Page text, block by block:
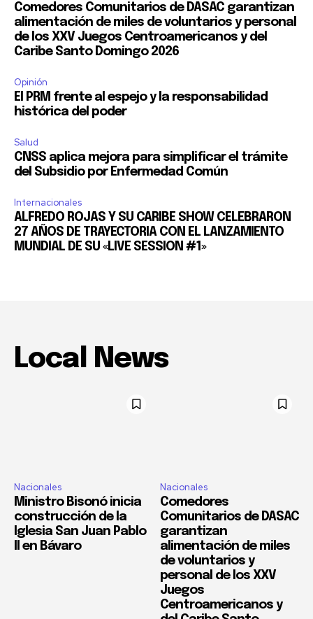
Comedores Comunitarios de DASAC garantizan
alimentación de miles de voluntarios y personal
de los XXV Juegos Centroamericanos y del
Caribe Santo Domingo 2026
Opinión
El PRM frente al espejo y la responsabilidad
histórica del poder
Salud
CNSS aplica mejora para simplificar el trámite
del Subsidio por Enfermedad Común
Internacionales
ALFREDO ROJAS Y SU CARIBE SHOW CELEBRARON
27 AÑOS DE TRAYECTORIA CON EL LANZAMIENTO
MUNDIAL DE SU «LIVE SESSION #1»
Local News
Nacionales
Ministro Bisonó inicia
construcción de la
Iglesia San Juan Pablo
II en Bávaro
Nacionales
Comedores
Comunitarios de DASAC
garantizan
alimentación de miles
de voluntarios y
personal de los XXV
Juegos
Centroamericanos y